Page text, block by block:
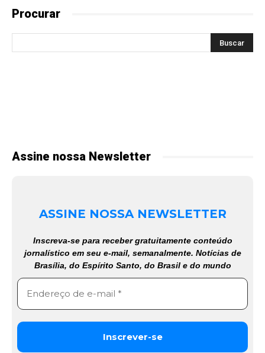
Procurar
Assine nossa Newsletter
ASSINE NOSSA NEWSLETTER
Inscreva-se para receber gratuitamente conteúdo
jornalístico em seu e-mail, semanalmente. Notícias de
Brasília, do Espírito Santo, do Brasil e do mundo